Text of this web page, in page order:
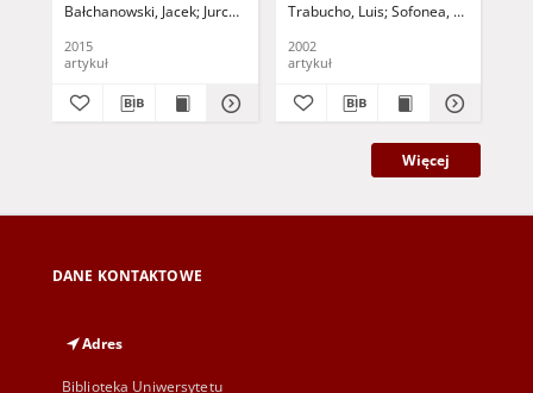
Bałchanowski, Jacek Jurczak, Paweł - red.
2015
artykuł
Trabucho, Luis Sofonea, Mircea - ed.
2002
artykuł
Więcej
DANE KONTAKTOWE
Adres
Biblioteka Uniwersytetu